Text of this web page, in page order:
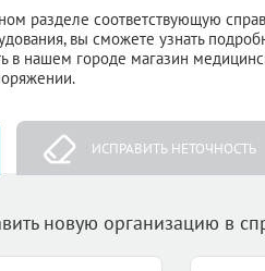
разделе соответствующую
вы сможете узнать
в нашем городе магазин
ИСПРАВИТЬ НЕТОЧНОСТЬ
новую организацию в